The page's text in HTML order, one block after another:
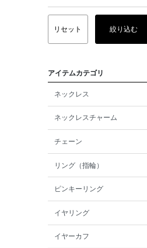
CREST+
リセット
絞り込む
アイテムカテゴリ
ネックレス
ネックレスチャーム
チェーン
リング（指輪）
ピンキーリング
イヤリング
イヤーカフ